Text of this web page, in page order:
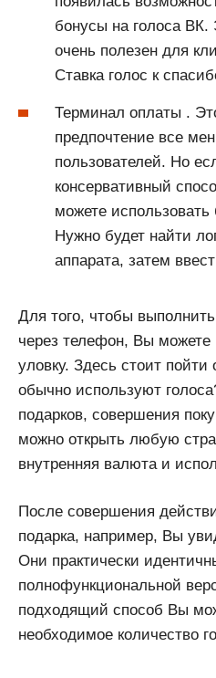
бонусы на голоса ВК.
очень полезен для
Ставка голос к
Терминал оплаты .
предпочтение все
пользователей. Но
консервативный
можете
Нужно будет найти
аппарата, затем
Для того, чтобы
через телефон, Вы можете
уловку. Здесь стоит пойти
обычно используют
подарков, совершения
можно открыть любую
внутренняя валюта и
После совершения
подарка, например, Вы
Они практически
полнофункциональной
подходящий способ Вы
необходимое количество